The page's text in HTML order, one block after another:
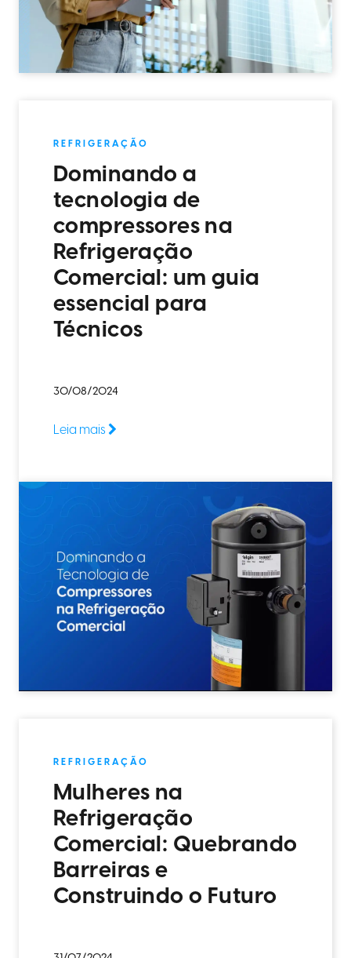
REFRIGERAÇÃO
Dominando a
tecnologia de
compressores na
Refrigeração
Comercial: um guia
essencial para
Técnicos
30/08/2024
Leia mais
REFRIGERAÇÃO
Mulheres na
Refrigeração
Comercial: Quebrando
Barreiras e
Construindo o Futuro